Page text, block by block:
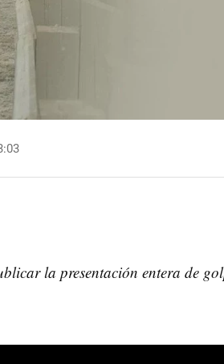
la presentación entera de